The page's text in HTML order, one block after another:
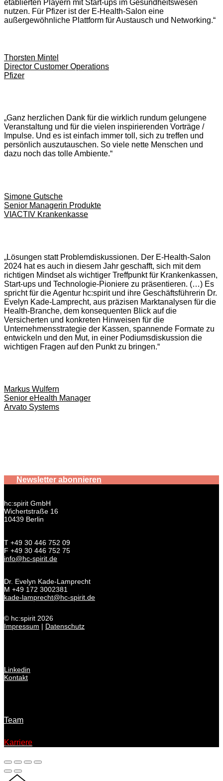
etablierten Playern mit Start-ups im Gesundheitswesen
nutzen. Für Pfizer ist der E-Health-Salon eine
außergewöhnliche Plattform für Austausch und Networking.“
Thorsten Mintel
Director Customer Operations
Pfizer
„Ganz herzlichen Dank für die wirklich rundum gelungene
Veranstaltung und für die vielen inspirierenden Vorträge /
Impulse. Und es ist einfach immer toll, sich zu treffen und
persönlich auszutauschen. So viele nette Menschen und
dazu noch das tolle Ambiente.“
Simone Gutsche
Senior Managerin Produkte
VIACTIV Krankenkasse
„Lösungen statt Problemdiskussionen. Der E-Health-Salon
2024 hat es auch in diesem Jahr geschafft, sich mit dem
richtigen Mindset als wichtiger Treffpunkt für Krankenkassen,
Start-ups und Technologie-Pioniere zu präsentieren. (…) Es
spricht für die Agentur hc:spirit und ihre Geschäftsführerin Dr.
Evelyn Kade-Lamprecht, aus präzisen Marktanalysen für die
Health-Branche, dem konsequenten Blick auf die
Versicherten und konkreten Hinweisen für die
Unternehmensstrategie der Kassen, spannende Formate zu
entwickeln und den Mut, in einer Podiumsdiskussion die
wichtigen Fragen auf den Punkt zu bringen.“
Markus Wulfern
Senior eHealth Manager
Arvato Systems
Newsletter abonnieren
hc:spirit GmbH
Wichertstraße 16
10439 Berlin
T +49 30 446 752 09
F +49 30 446 752 75
info@hc-spirit.de
Dr. Evelyn Kade-Lamprecht
M +49 172 3002381
kade-lamprecht@hc-spirit.de
© hc:spirit 2026
Impressum | Datenschutz
Linkedin
Kontakt
Team
Karriere